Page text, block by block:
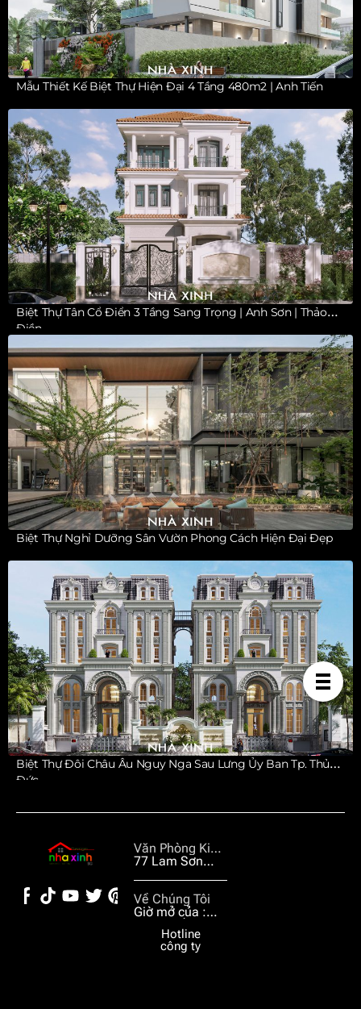
Mẫu Thiết Kế Biệt Thự Hiện Đại 4 Tầng 480m2 | Anh Tiến
Biệt Thự Tân Cổ Điển 3 Tầng Sang Trọng | Anh Sơn | Thảo
Điền
Biệt Thự Nghỉ Dưỡng Sân Vườn Phong Cách Hiện Đại Đẹp
Biệt Thự Đôi Châu Âu Nguy Nga Sau Lưng Ủy Ban Tp. Thủ
Đức
Văn Phòng Kiến
Trúc
77 Lam Sơn
Về Chúng Tôi
Giờ mở của :
07:30 đến
17:00 hằng
ngày từ thứ 2
Hotline
công ty